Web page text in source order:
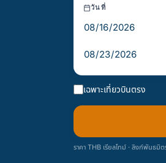
วันที่
เฉพาะเที่ยวบินตรง
ราคา THB เรียลไทม์ · ลิงก์พันธมิ